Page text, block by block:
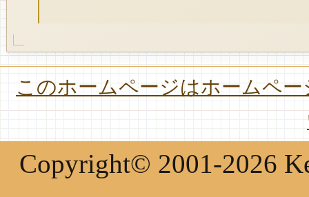
このホームページはホームペ
Copyright© 2001-2026